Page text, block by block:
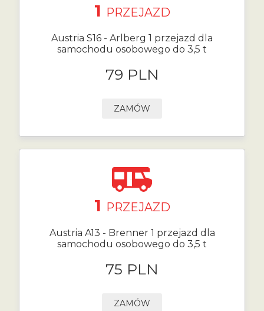
1 PRZEJAZD
Austria S16 - Arlberg 1 przejazd dla
samochodu osobowego do 3,5 t
79 PLN
ZAMÓW
1 PRZEJAZD
Austria A13 - Brenner 1 przejazd dla
samochodu osobowego do 3,5 t
75 PLN
ZAMÓW